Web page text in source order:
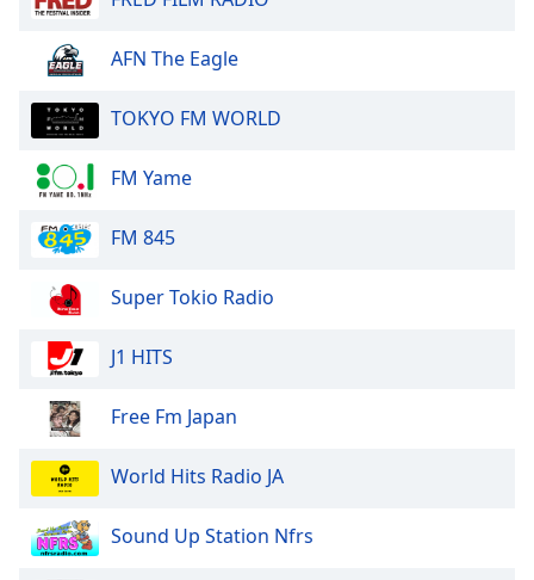
dialog
window.
Escape
cancel
Color
Opacity
Color
AFN The Eagle
TOKYO FM WORLD
FM Yame
FM 845
Super Tokio Radio
J1 HITS
Free Fm Japan
World Hits Radio JA
Sound Up Station Nfrs